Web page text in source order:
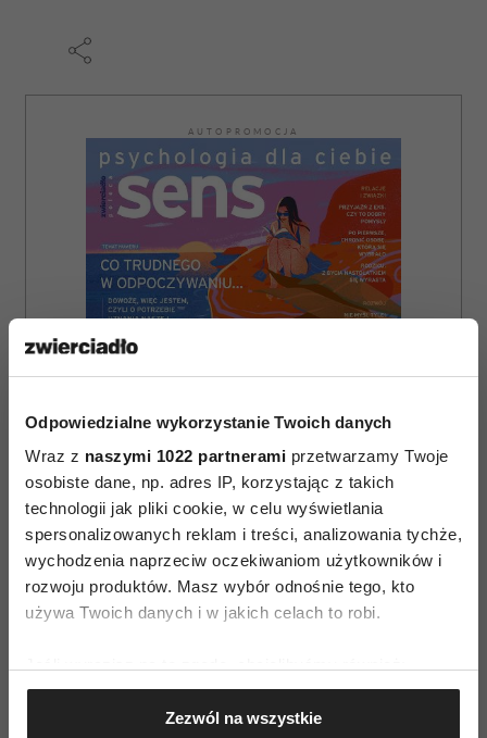
Odpowiedzialne wykorzystanie Twoich danych
Wraz z naszymi 1022 partnerami przetwarzamy Twoje
osobiste dane, np. adres IP, korzystając z takich
technologii jak pliki cookie, w celu wyświetlania
spersonalizowanych reklam i treści, analizowania tychże,
wychodzenia naprzeciw oczekiwaniom użytkowników i
rozwoju produktów. Masz wybór odnośnie tego, kto
używa Twoich danych i w jakich celach to robi.
Gromadzić dane dotyczące Twojej lokalizacji
geograficznej z dokładnością nawet do kilku metrów
Zezwól na wszystkie
AUTOPROMOCJA
ZAMÓW
WYDANIE DRUKOWANE